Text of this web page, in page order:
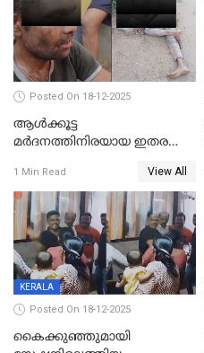
Posted On 18-12-2025
ആൾക്കൂട്ട
മർദനത്തിനിരയായ ഇതര
നടുക്കുന്ന സംഭവം
വാളയാറിൽ
1 Min Read View All
KERALA
Posted On 18-12-2025
കൈക്കുഞ്ഞുമായി